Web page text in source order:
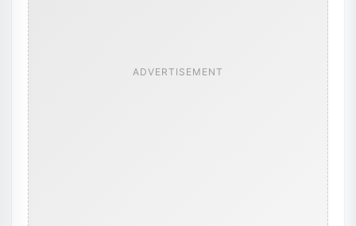
ADVERTISEMENT